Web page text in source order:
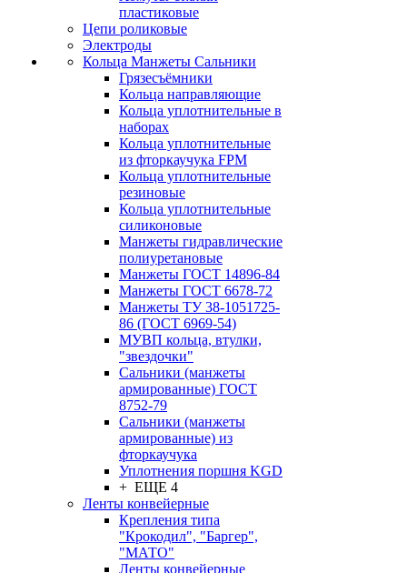
пластиковые
Цепи роликовые
Электроды
Кольца Манжеты Сальники
Грязесъёмники
Кольца направляющие
Кольца уплотнительные в
наборах
Кольца уплотнительные
из фторкаучука FPM
Кольца уплотнительные
резиновые
Кольца уплотнительные
силиконовые
Манжеты гидравлические
полиуретановые
Манжеты ГОСТ 14896-84
Манжеты ГОСТ 6678-72
Манжеты ТУ 38-1051725-
86 (ГОСТ 6969-54)
МУВП кольца, втулки,
"звездочки"
Сальники (манжеты
армированные) ГОСТ
8752-79
Сальники (манжеты
армированные) из
фторкаучука
Уплотнения поршня KGD
+ ЕЩЕ 4
Ленты конвейерные
Крепления типа
"Крокодил", "Баргер",
"МАТО"
Ленты конвейерные